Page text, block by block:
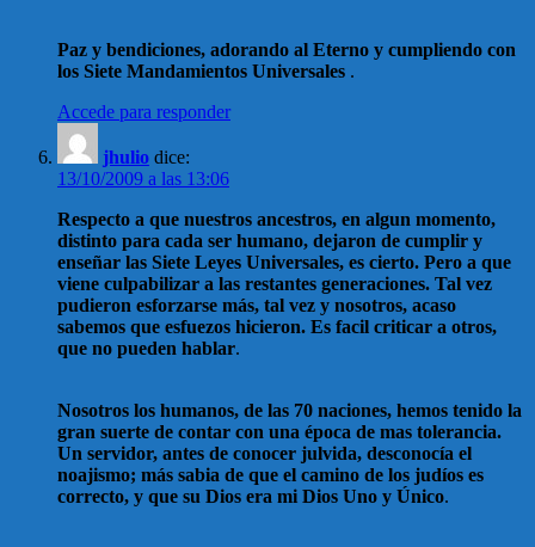
Paz y bendiciones, adorando al Eterno y cumpliendo con
los Siete Mandamientos Universales .
Accede para responder
jhulio dice:
13/10/2009 a las 13:06
Respecto a que nuestros ancestros, en algun momento,
distinto para cada ser humano, dejaron de cumplir y
enseñar las Siete Leyes Universales, es cierto. Pero a que
viene culpabilizar a las restantes generaciones. Tal vez
pudieron esforzarse más, tal vez y nosotros, acaso
sabemos que esfuezos hicieron. Es facil criticar a otros,
que no pueden hablar.
Nosotros los humanos, de las 70 naciones, hemos tenido la
gran suerte de contar con una época de mas tolerancia.
Un servidor, antes de conocer julvida, desconocía el
noajismo; más sabia de que el camino de los judíos es
correcto, y que su Dios era mi Dios Uno y Único.